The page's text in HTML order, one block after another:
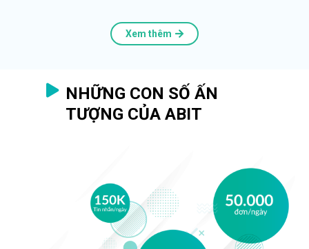
Xem thêm
NHỮNG CON SỐ ẤN
TƯỢNG CỦA ABIT